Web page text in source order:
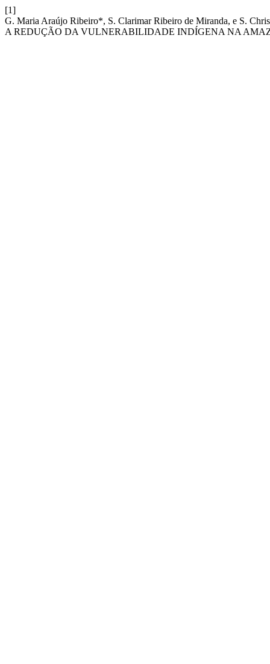
[1]
G. Maria Araújo Ribeiro*, S. Clarimar Ribeiro de Miranda, e S.
A REDUÇÃO DA VULNERABILIDADE INDÍGENA NA